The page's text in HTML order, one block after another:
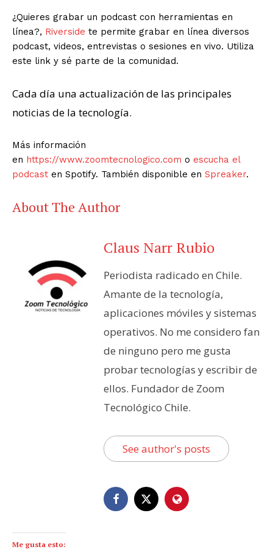
¿Quieres grabar un podcast con herramientas en
línea?, Riverside te permite grabar en línea diversos
podcast, videos, entrevistas o sesiones en vivo. Utiliza
este link y sé parte de la comunidad.
Cada día una actualización de las principales
noticias de la tecnología.
Más información
en https://www.zoomtecnologico.com o escucha el
podcast en Spotify. También disponible en Spreaker.
About The Author
Claus Narr Rubio
Periodista radicado en Chile.
Amante de la tecnología,
aplicaciones móviles y sistemas
operativos. No me considero fan
de ninguno pero me gusta
probar tecnologías y escribir de
ellos. Fundador de Zoom
Tecnológico Chile.
See author's posts
Me gusta esto: